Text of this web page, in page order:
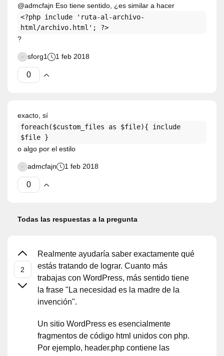
@admcfajn Eso tiene sentido, ¿es similar a hacer
<?php include 'ruta-al-archivo-
html/archivo.html'; ?>
?
sforg1 1 feb 2018
exacto, sí
foreach($custom_files as $file){ include
$file }
o algo por el estilo
admcfajn 1 feb 2018
Todas las respuestas a la pregunta
Realmente ayudaría saber exactamente qué
estás tratando de lograr. Cuanto más
trabajas con WordPress, más sentido tiene
la frase "La necesidad es la madre de la
invención".
Un sitio WordPress es esencialmente
fragmentos de código html unidos con php.
Por ejemplo, header.php contiene las